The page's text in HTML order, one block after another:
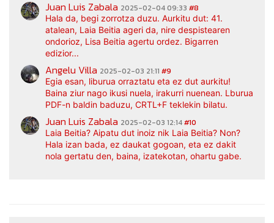
Juan Luis Zabala 2025-02-04 09:33 #8
Hala da, begi zorrotza duzu. Aurkitu dut: 41.
atalean, Laia Beitia ageri da, nire despistearen
ondorioz, Lisa Beitia agertu ordez. Bigarren
edizior...
Angelu Villa 2025-02-03 21:11 #9
Egia esan, liburua orraztatu eta ez dut aurkitu!
Baina ziur nago ikusi nuela, irakurri nuenean. Lburua
PDF-n baldin baduzu, CRTL+F teklekin bilatu.
Juan Luis Zabala 2025-02-03 12:14#10
Laia Beitia? Aipatu dut inoiz nik Laia Beitia? Non?
Hala izan bada, ez daukat gogoan, eta ez dakit
nola gertatu den, baina, izatekotan, ohartu gabe.